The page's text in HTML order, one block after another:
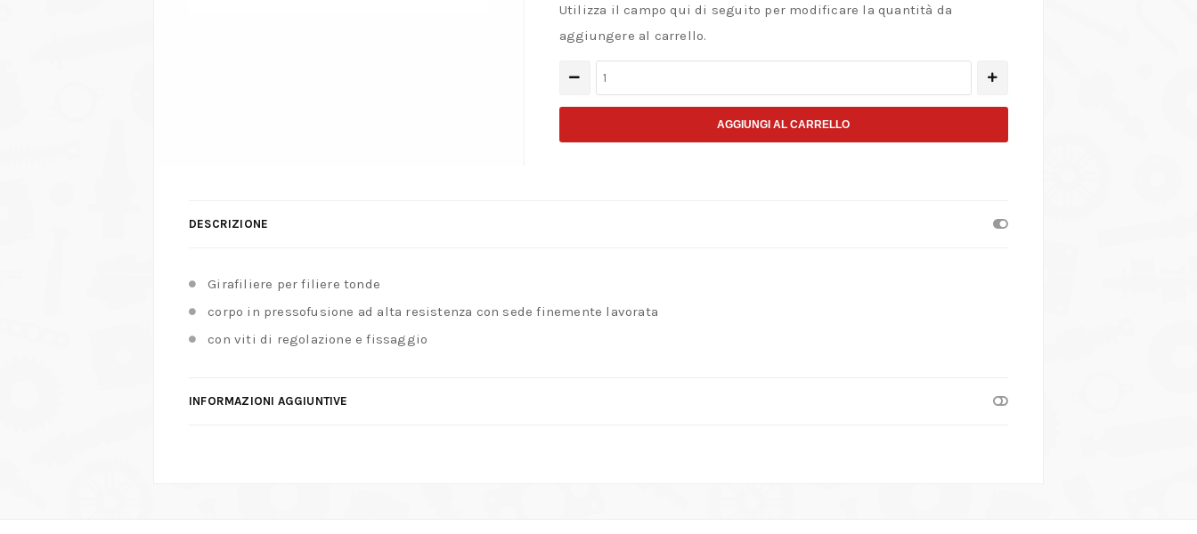
Utilizza il campo qui di seguito per modificare la quantità da
aggiungere al carrello.
Girafiliere
AGGIUNGI AL CARRELLO
DESCRIZIONE
Girafiliere per filiere tonde
corpo in pressofusione ad alta resistenza con sede finemente lavorata
con viti di regolazione e fissaggio
INFORMAZIONI AGGIUNTIVE